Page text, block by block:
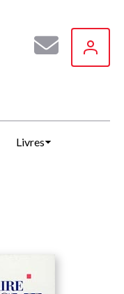
Livres